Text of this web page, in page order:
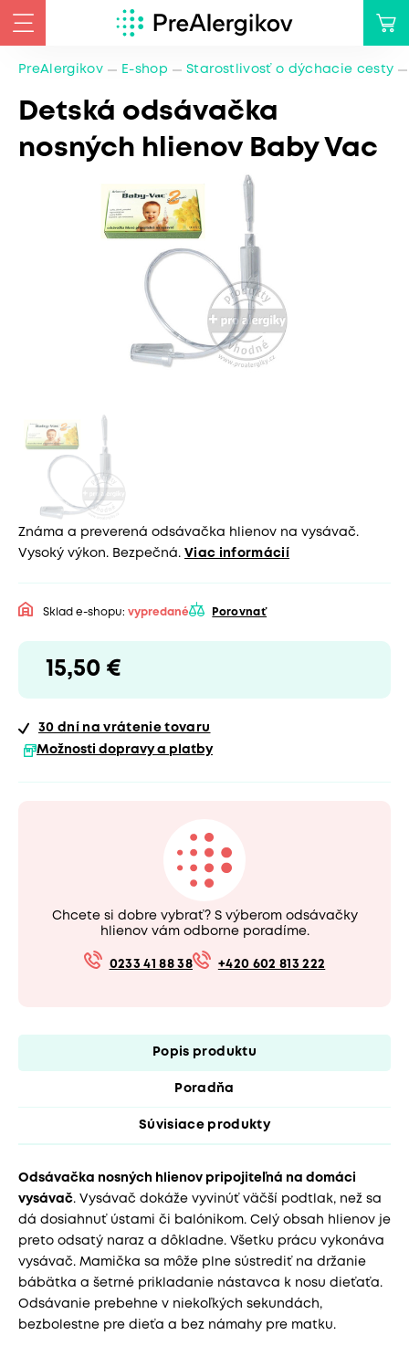
PreAlergikov E-shop Starostlivosť o dýchacie cesty
Detská odsávačka
nosných hlienov Baby Vac
Známa a preverená odsávačka hlienov na vysávač.
Vysoký výkon. Bezpečná. Viac informácií
Sklad e-shopu: vypredané Porovnať
15,50 €
30 dní na vrátenie tovaru
Možnosti dopravy a platby
Chcete si dobre vybrať? S výberom odsávačky
hlienov vám odborne poradíme.
0233 41 88 38 +420 602 813 222
Popis produktu
Poradňa
Súvisiace produkty
Odsávačka nosných hlienov pripojiteľná na domáci
vysávač. Vysávač dokáže vyvinúť väčší podtlak, než sa
dá dosiahnuť ústami či balónikom. Celý obsah hlienov je
preto odsatý naraz a dôkladne. Všetku prácu vykonáva
vysávač. Mamička sa môže plne sústrediť na držanie
bábätka a šetrné prikladanie nástavca k nosu dieťaťa.
Odsávanie prebehne v niekoľkých sekundách,
bezbolestne pre dieťa a bez námahy pre matku.